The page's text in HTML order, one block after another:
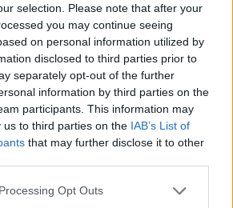
selection. Please note that after your
you may continue seeing
on personal information utilized by
disclosed to third parties prior to
separately opt-out of the further
information by third parties on the
participants. This information may
us to third parties on the IAB’s List of
that may further disclose it to other
website/app uses one or more Google
Opt Outs
le parti interessate a
o a inoltrare
via email a
dichiarato è realizzare
che migliori la sostenibilità
esports promuovendo